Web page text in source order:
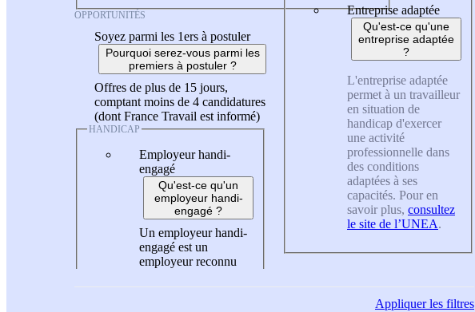
OPPORTUNITÉS
Soyez parmi les 1ers à postuler
Pourquoi serez-vous parmi les
premiers à postuler ?
Offres de plus de 15 jours,
comptant moins de 4 candidatures
(dont France Travail est informé)
HANDICAP
Employeur handi-
engagé
Qu'est-ce qu'un
employeur handi-
engagé ?
Un employeur handi-
engagé est un
employeur reconnu
Entreprise adaptée
Qu'est-ce qu'une
entreprise adaptée
?
L'entreprise adaptée
permet à un travailleur
en situation de
handicap d'exercer
une activité
professionnelle dans
des conditions
adaptées à ses
capacités. Pour en
savoir plus, consultez
le site de l’UNEA.
Appliquerles filtres